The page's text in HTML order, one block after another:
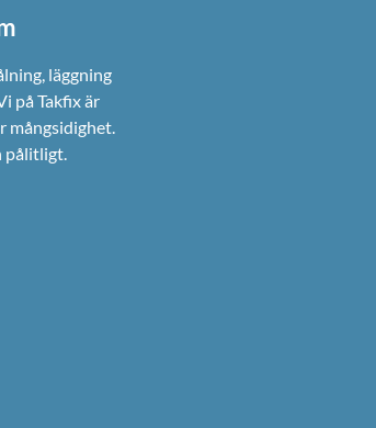
läggning
på Takfix är
mångsidighet.
pålitligt.